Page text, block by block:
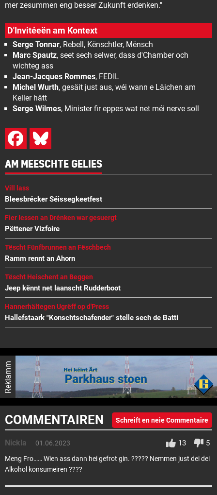
mer zesummen eng besser Zukunft erdenken."
D'Invitéeën am Kontext
Serge Tonnar, Rebell, Kënschtler, Mënsch
Marc Spautz, seet sech selwer, dass d'Chamber och
wichteg ass
Jean-Jacques Rommes, FEDIL
Michel Wurth, gesäit just aus, wéi wann e Läichen am
Keller hätt
Serge Wilmes, Minister fir eppes wat net méi nerve soll
AM MEESCHTE GELIES
Vill lass
Bleesbrécker Séissegkeetfest
Fier Iessen an Drénken war gesuergt
Pëttener Vizfoire
Tëscht Fünfbrunnen an Fëschbech
Ramm rennt an Ahorn
Tëscht Heischent an Beggen
Jeep kënnt net laanscht Rudderboot
Hannerhältegen Ugrëff op d'Press
Hallefstaark "Konschtschafender" stelle sech de Batti
Reklamm
COMMENTAIREN Schreift en neie Commentaire
Nickla 01.06.2023 13 5
Meng Fro…… Wien ass dann hei gefrot gin. ????? Nemmen just dei dei
Alkohol konsumeiren ????